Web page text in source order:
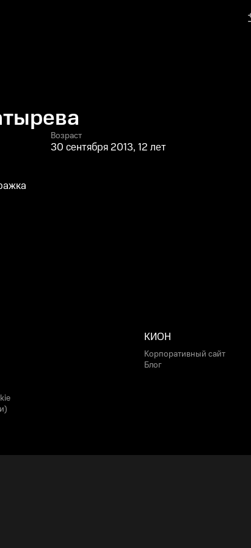
Возраст
30 сентября 2013, 12 лет
КИОН
Корпоративный сайт
Блог